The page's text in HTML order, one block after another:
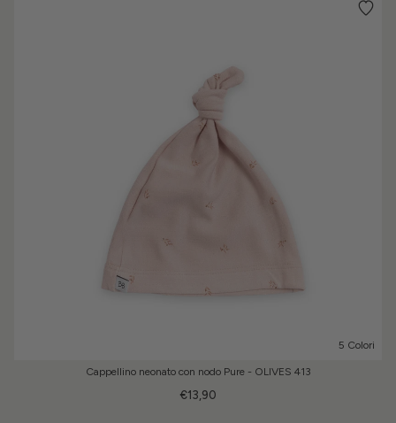
5 Colori
Cappellino neonato con nodo Pure - OLIVES 413
€13,90